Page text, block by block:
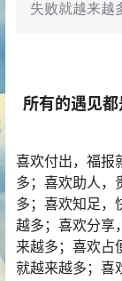
失败就越来越
所有的遇见
喜欢付出，福报
多；喜欢助人，
多；喜欢知足，
越多；喜欢分享
来越多；喜欢占
就越来越多；喜